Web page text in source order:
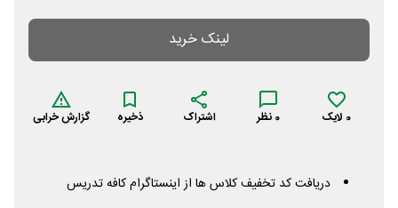
لینک خرید
0 لایک 0 نظر اشتراک ذخیره گزارش خرابی
دریافت کد تخفیف کلاس ها از اینستاگرام کافه تدریس